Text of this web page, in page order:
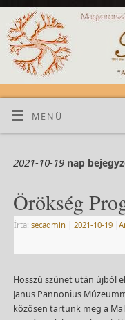
MENÜ
2021-10-19nap
Örökség
Írta: secadmin 2021-10-19
Hosszú szünet után újból
Janus Pannonius
közösen tartunk meg a